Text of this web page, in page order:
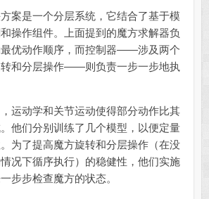
是一个分层系统，它结合了基于模
操作组件。上面提到的魔方求解器负
优动作顺序，而控制器——涉及两个
转和分层操作——则负责一步一步地执
动学和关节运动使得部分动作比其
他们分别训练了几个模型，以便定量
为了提高魔方旋转和分层操作（在没
况下循序执行）的稳健性，他们实施
步步检查魔方的状态。